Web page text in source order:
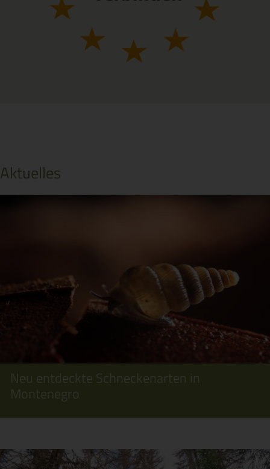
Aktuelles
Neu entdeckte Schneckenarten in
Montenegro